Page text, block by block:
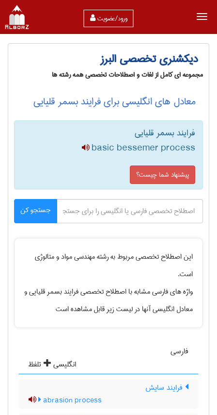
ورود/عضویت
دیکشنری تخصصی البرز
مجموعه ای کامل از لغات و اصطلاحات تخصصی همه رشته ها
معادل های انگلیسی برای فرایند بسمر قلیایی
فرایند بسمر قلیایی
basic bessemer process
پیشنهاد شما چیست؟
جستجو کن
این اصطلاح تخصصی مربوط به رشتهمهندسی مواد و متالوژی
است.
واژه های فارسی مشابه با اصطلاح تخصصیفرایند بسمر قلیاییو
معادل انگلیسی آنها در لیست زیر قابل مشاهده است
فارسی
انگلیسی
تلفظ
فرایند سایش
abrasion process